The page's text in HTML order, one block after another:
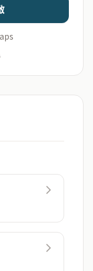
存於伺服器